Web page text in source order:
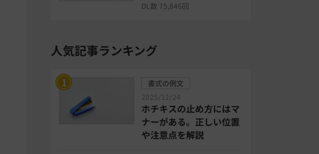
DL数 75,846回
人気記事ランキング
書式の例文
2025/12/24
ホチキスの止め方にはマ
ナーがある。正しい位置
や注意点を解説